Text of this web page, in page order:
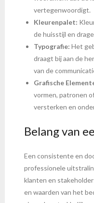
vertegenwoordigt.
Kleurenpalet:
de huisstijl en
Typografie: Het
draagt bij aan de
van de
Grafische
vormen, patronen
versterken en
Belang van
Een consistente en
professionele
klanten en
en waarden van het